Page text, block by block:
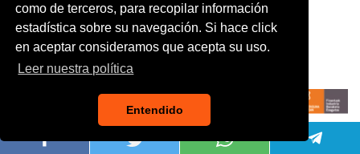
como de terceros, para recopilar información
estadística sobre su navegación. Si hace click
en aceptar consideramos que acepta su uso.
Leer nuestra política
Entendido
CONTACTO
AVISO LEGAL
POLITICA DE PRIVACIDAD
USO DE COOKIES